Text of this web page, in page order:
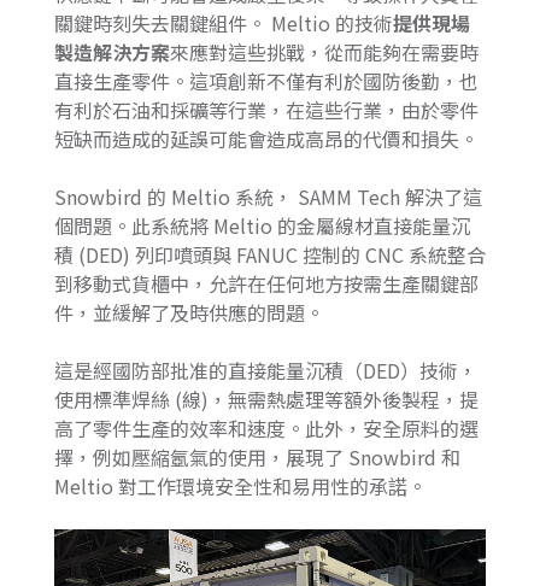
關鍵時刻失去關鍵組件。 Meltio 的技術提供現場
製造解決方案來應對這些挑戰，從而能夠在需要時
直接生產零件。這項創新不僅有利於國防後勤，也
有利於石油和採礦等行業，在這些行業，由於零件
短缺而造成的延誤可能會造成高昂的代價和損失。
Snowbird 的 Meltio 系統， SAMM Tech 解決了這
個問題。此系統將 Meltio 的金屬線材直接能量沉
積 (DED) 列印噴頭與 FANUC 控制的 CNC 系統整合
到移動式貨櫃中，允許在任何地方按需生產關鍵部
件，並緩解了及時供應的問題。
這是經國防部批准的直接能量沉積（DED）技術，
使用標準焊絲 (線)，無需熱處理等額外後製程，提
高了零件生產的效率和速度。此外，安全原料的選
擇，例如壓縮氬氣的使用，展現了 Snowbird 和
Meltio 對工作環境安全性和易用性的承諾。